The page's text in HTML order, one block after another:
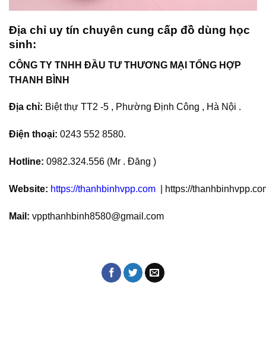
Địa chỉ uy tín chuyên cung cấp đồ dùng học
sinh:
CÔNG TY TNHH ĐẦU TƯ THƯƠNG MẠI TỔNG HỢP
THANH BÌNH
Địa chỉ: Biệt thự TT2 -5 , Phường Định Công , Hà Nội .
Điện thoại: 0243 552 8580.
Hotline: 0982.324.556 (Mr . Đăng )
Website: https://thanhbinhvpp.com | https://
Mail: vppthanhbinh8580@gmail.com